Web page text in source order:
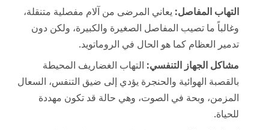
التهاب المفاصل: يعاني المرضى من آلام مفصلية متنقلة،
وغالباً ما تصيب المفاصل الصغيرة والكبيرة، ولكن دون
تدمير العظام كما هو الحال في الروماتويد.
مشاكل الجهاز التنفسي: التهاب الغضاريف المحيطة
بالقصبة الهوائية والحنجرة يؤدي إلى ضيق التنفس، السعال
المزمن، وبحة في الصوت، وهي حالة قد تكون مهددة
للحياة.